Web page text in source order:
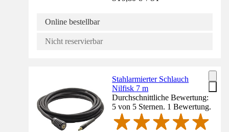
Online bestellbar
Nicht reservierbar
Stahlarmierter Schlauch
Nilfisk 7 m
Durchschnittliche Bewertung:
5 von 5 Sternen. 1 Bewertung.